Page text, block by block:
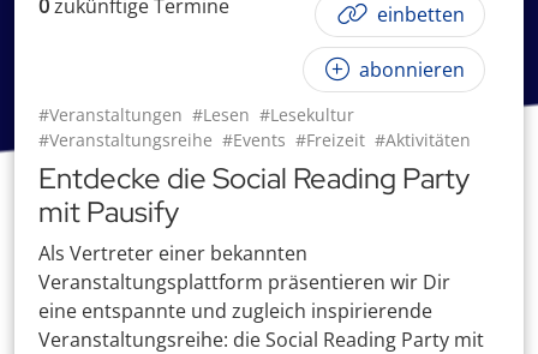
0zukünftigeTermine einbetten
abonnieren
#Veranstaltungen #Lesen #Lesekultur
#Veranstaltungsreihe #Events #Freizeit #Aktivitäten
Entdecke die Social Reading Party
mit Pausify
Als Vertreter einer bekannten
Veranstaltungsplattform präsentieren wir Dir
eine entspannte und zugleich inspirierende
Veranstaltungsreihe: die Social Reading Party mit